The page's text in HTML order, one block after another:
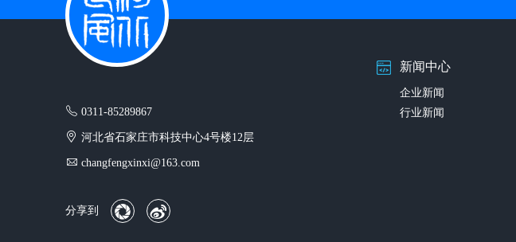
0311-85289867
河北省石家庄市科技中心4号楼12层
changfengxinxi@163.com
分享到
新闻中心
企业新闻
行业新闻